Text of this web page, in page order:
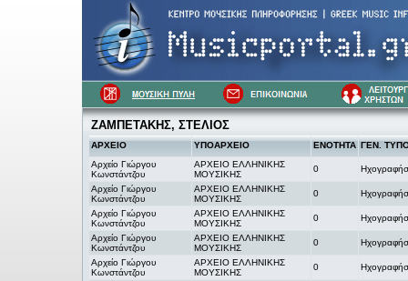
ΖΑΜΠΕΤΑΚΗΣ, ΣΤΕΛΙΟΣ
ΑΡΧΕΙΟ ΥΠΟΑΡΧΕΙΟ ΕΝΟΤΗΤΑ ΓΕΝ.
Αρχείο Γιώργου
Κωνστάντζου
ΑΡΧΕΙΟ ΕΛΛΗΝΙΚΗΣ
ΜΟΥΣΙΚΗΣ
0
Αρχείο Γιώργου
Κωνστάντζου
ΑΡΧΕΙΟ ΕΛΛΗΝΙΚΗΣ
ΜΟΥΣΙΚΗΣ
0
Αρχείο Γιώργου
Κωνστάντζου
ΑΡΧΕΙΟ ΕΛΛΗΝΙΚΗΣ
ΜΟΥΣΙΚΗΣ
0
Αρχείο Γιώργου
Κωνστάντζου
ΑΡΧΕΙΟ ΕΛΛΗΝΙΚΗΣ
ΜΟΥΣΙΚΗΣ
0
Αρχείο Γιώργου
Κωνστάντζου
ΑΡΧΕΙΟ ΕΛΛΗΝΙΚΗΣ
ΜΟΥΣΙΚΗΣ
0